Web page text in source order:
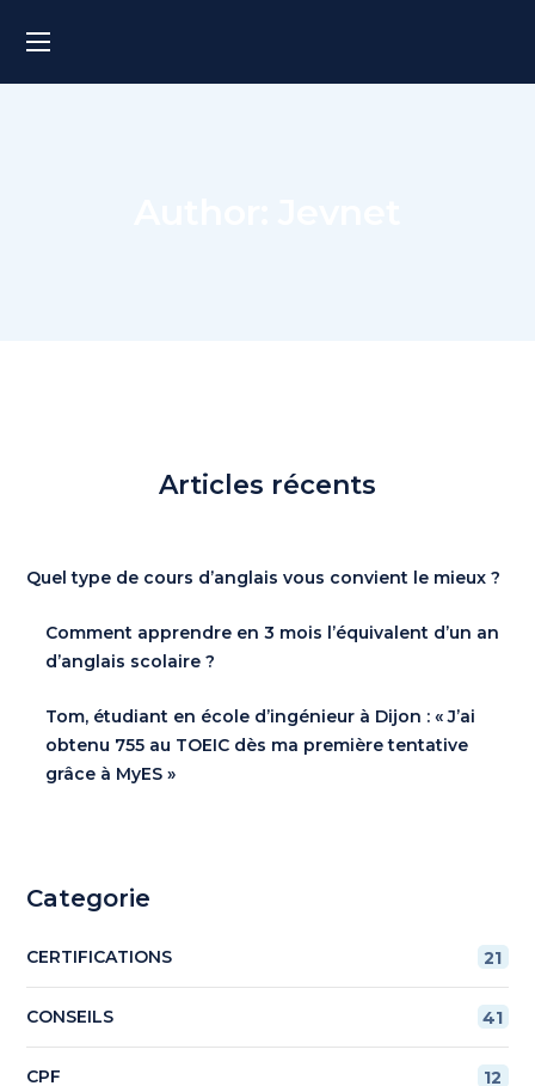
Articles récents
Quel type de cours d’anglais vous convient le mieux ?
Comment apprendre en 3 mois l’équivalent d’un an
d’anglais scolaire ?
Tom, étudiant en école d’ingénieur à Dijon : « J’ai
obtenu 755 au TOEIC dès ma première tentative
grâce à MyES »
Categorie
CERTIFICATIONS 21
CONSEILS 41
CPF 12